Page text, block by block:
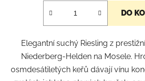
DO
Elegantní suchý Riesling z
Niederberg-Helden na Mosele.
osmdesátiletých keřů dávají vínu